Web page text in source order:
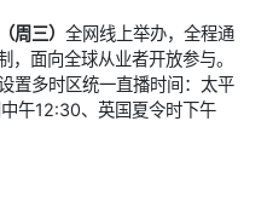
周三） 全网线上举办，全程通
，面向全球从业者开放参与。
置多时区统一直播时间：太平
午12:30、英国夏令时下午